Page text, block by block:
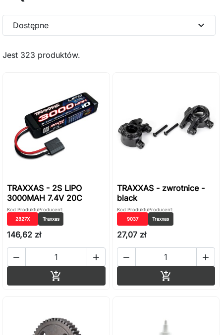
Jest 323 produktów.
Dostępne expand_more
TRAXXAS - 2S LIPO
3000MAH 7.4V 20C
Kod Produktu
2827X
Producent:
Traxxas
146,62 zł
 

TRAXXAS - zwrotnice -
black
Kod Produktu
9037
Producent:
Traxxas
27,07 zł
 
